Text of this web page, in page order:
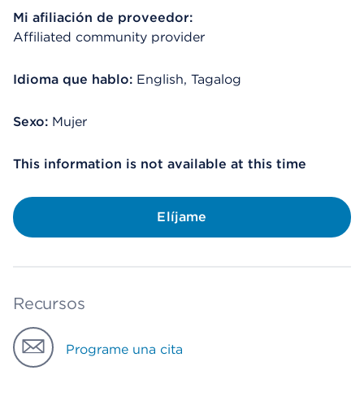
Mi afiliación de proveedor:
Affiliated community provider
Idioma que hablo: English, Tagalog
Sexo: Mujer
This information is not available at this time
Elíjame
Recursos
Programe una cita